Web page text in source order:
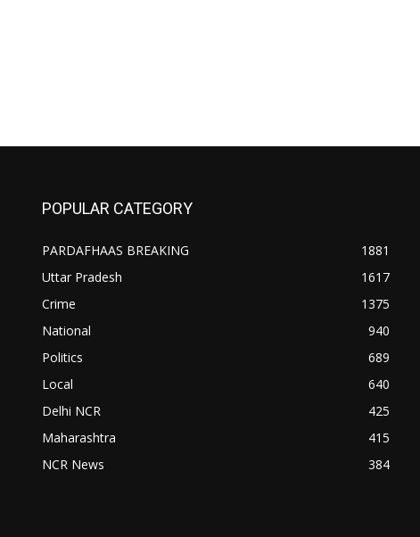
POPULAR CATEGORY
PARDAFHAAS BREAKING
1881
Uttar Pradesh
1617
Crime
1375
National
940
Politics
689
Local
640
Delhi NCR
425
Maharashtra
415
NCR News
384